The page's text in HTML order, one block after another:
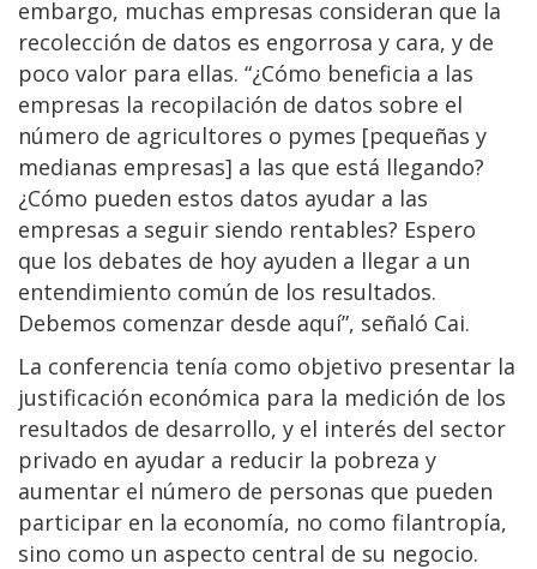
embargo, muchas empresas consideran que la
recolección de datos es engorrosa y cara, y de
poco valor para ellas. “¿Cómo beneficia a las
empresas la recopilación de datos sobre el
número de agricultores o pymes [pequeñas y
medianas empresas] a las que está llegando?
¿Cómo pueden estos datos ayudar a las
empresas a seguir siendo rentables? Espero
que los debates de hoy ayuden a llegar a un
entendimiento común de los resultados.
Debemos comenzar desde aquí”, señaló Cai.
La conferencia tenía como objetivo presentar la
justificación económica para la medición de los
resultados de desarrollo, y el interés del sector
privado en ayudar a reducir la pobreza y
aumentar el número de personas que pueden
participar en la economía, no como filantropía,
sino como un aspecto central de su negocio.